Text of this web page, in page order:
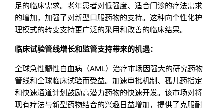
足的临床需求。老年患者对低强度、适合门诊的疗法需求
的增加，加强了对新型口服药物的支持。这种向个性化护
理模式的转变支持更广泛的采用和改善的临床结果。
临床试验管线增长和监管支持带来的机遇：
全球急性髓性白血病（AML）治疗市场因强大的研究药物
管线和全球临床试验而受益。加速审批机制、孤儿药指定
和快速通道计划鼓励高潜力药物的快速开发。该市场对将
现有疗法与新型药物结合的兴趣日益增加，提供了克服耐